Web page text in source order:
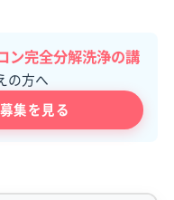
ン完全分解洗浄の講
の方へ
集を見る